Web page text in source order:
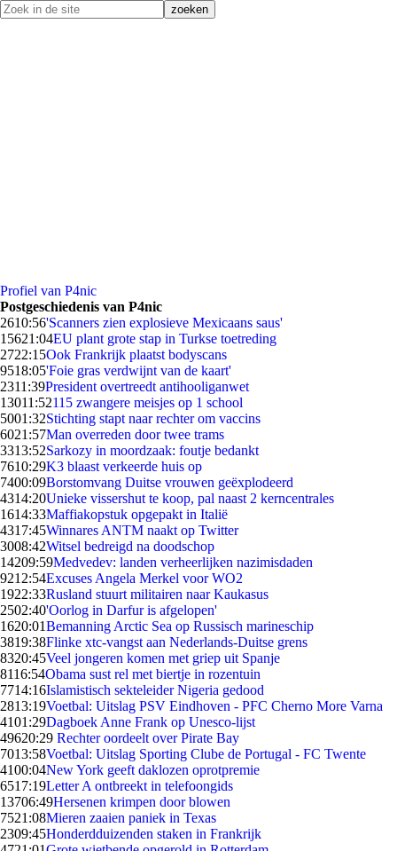
Profiel van P4nic
Postgeschiedenis van P4nic
2610:56'Scanners zien explosieve Mexicaans saus'
15621:04EU plant grote stap in Turkse toetreding
2722:15Ook Frankrijk plaatst bodyscans
9518:05'Foie gras verdwijnt van de kaart'
2311:39President overtreedt antihooliganwet
13011:52115 zwangere meisjes op 1 school
5001:32Stichting stapt naar rechter om vaccins
6021:57Man overreden door twee trams
3313:52Sarkozy in moordzaak: foutje bedankt
7610:29K3 blaast verkeerde huis op
7400:09Borstomvang Duitse vrouwen geëxplodeerd
4314:20Unieke vissershut te koop, pal naast 2 kerncentrales
1614:33Maffiakopstuk opgepakt in Italië
4317:45Winnares ANTM naakt op Twitter
3008:42Witsel bedreigd na doodschop
14209:59Medvedev: landen verheerlijken nazimisdaden
9212:54Excuses Angela Merkel voor WO2
1922:33Rusland stuurt militairen naar Kaukasus
2502:40'Oorlog in Darfur is afgelopen'
1620:01Bemanning Arctic Sea op Russisch marineschip
3819:38Flinke xtc-vangst aan Nederlands-Duitse grens
8320:45Veel jongeren komen met griep uit Spanje
8116:54Obama sust rel met biertje in rozentuin
7714:16Islamistisch sekteleider Nigeria gedood
2813:19Voetbal: Uitslag PSV Eindhoven - PFC Cherno More Varna
4101:29Dagboek Anne Frank op Unesco-lijst
49620:29 Rechter oordeelt over Pirate Bay
7013:58Voetbal: Uitslag Sporting Clube de Portugal - FC Twente
4100:04New York geeft daklozen oprotpremie
6517:19Letter A ontbreekt in telefoongids
13706:49Hersenen krimpen door blowen
7521:08Mieren zaaien paniek in Texas
2309:45Honderdduizenden staken in Frankrijk